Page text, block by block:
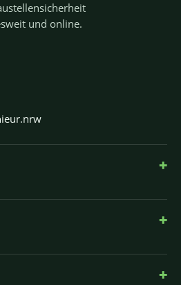
und online.
+
+
+